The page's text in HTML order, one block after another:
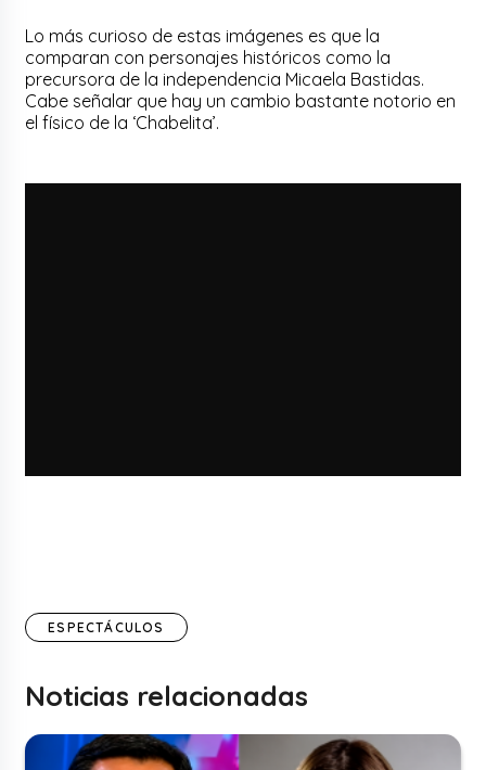
Lo más curioso de estas imágenes es que la
comparan con personajes históricos como la
precursora de la independencia Micaela Bastidas.
Cabe señalar que hay un cambio bastante notorio en
el físico de la ‘Chabelita’.
ESPECTÁCULOS
Noticias relacionadas